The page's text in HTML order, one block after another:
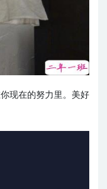
现在的努力里。美好